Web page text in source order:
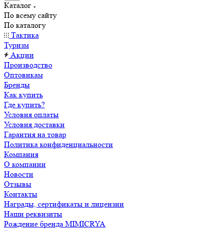
Каталог
По всему сайту
По каталогу
Тактика
Туризм
Акции
Производство
Оптовикам
Бренды
Как купить
Где купить?
Условия оплаты
Условия доставки
Гарантия на товар
Политика конфиденциальности
Компания
О компании
Новости
Отзывы
Контакты
Награды, сертификаты и лицензии
Наши реквизиты
Рождение бренда MIMICRYA